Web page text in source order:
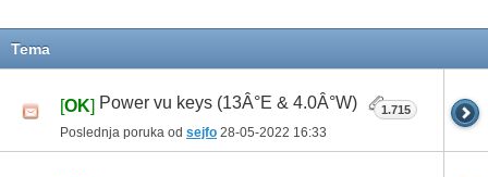
Tema
[OK] Power vu keys (13Â°E & 4.0Â°W)
Poslednja poruka od sejfo 28-05-2022 16:33
1.715